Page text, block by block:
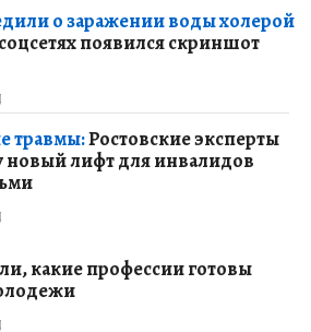
о заражении воды холерой
появился скриншот
травмы:Ростовские эксперты
лифт для инвалидов
какие профессии готовы